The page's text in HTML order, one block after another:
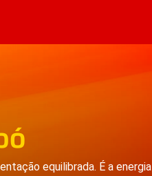
equilibrada. É a energia